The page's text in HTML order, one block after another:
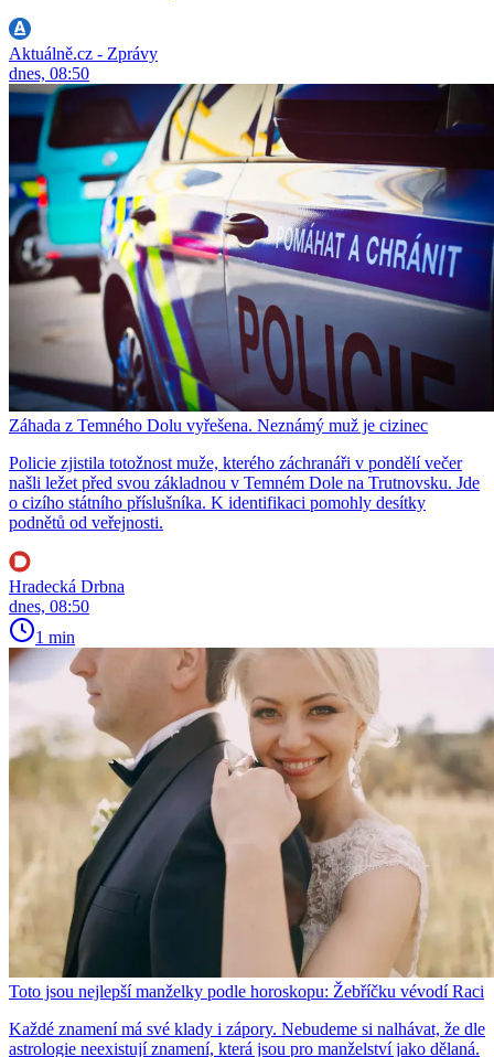
Aktuálně.cz - Zprávy
dnes, 08:50
Záhada z Temného Dolu vyřešena. Neznámý muž je cizinec
Policie zjistila totožnost muže, kterého záchranáři v pondělí večer
našli ležet před svou základnou v Temném Dole na Trutnovsku. Jde
o cizího státního příslušníka. K identifikaci pomohly desítky
podnětů od veřejnosti.
Hradecká Drbna
dnes, 08:50
1 min
Toto jsou nejlepší manželky podle horoskopu: Žebříčku vévodí Raci
Každé znamení má své klady i zápory. Nebudeme si nalhávat, že dle
astrologie neexistují znamení, která jsou pro manželství jako dělaná.